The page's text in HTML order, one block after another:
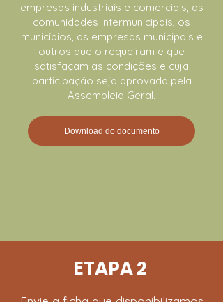
empresas industriais e comerciais, as
comunidades intermunicipais, os
municípios, as empresas municipais e
outros que o requeiram e que
satisfaçam as condições e cuja
participação seja aprovada pela
Assembleia Geral.
Download do documento
ETAPA 2